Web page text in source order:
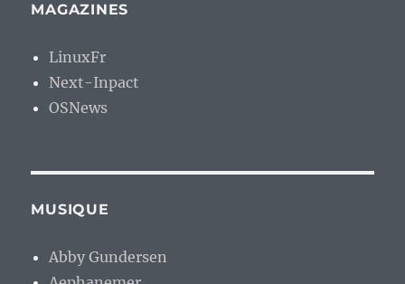
MAGAZINES
LinuxFr
Next-Inpact
OSNews
MUSIQUE
Abby Gundersen